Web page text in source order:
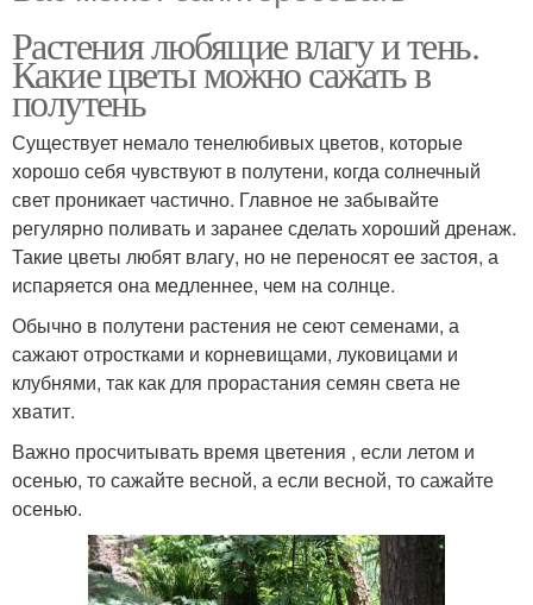
Растения любящие влагу и тень.
Какие цветы можно сажать в
полутень
Существует немало тенелюбивых цветов, которые
хорошо себя чувствуют в полутени, когда солнечный
свет проникает частично. Главное не забывайте
регулярно поливать и заранее сделать хороший дренаж.
Такие цветы любят влагу, но не переносят ее застоя, а
испаряется она медленнее, чем на солнце.
Обычно в полутени растения не сеют семенами, а
сажают отростками и корневищами, луковицами и
клубнями, так как для прорастания семян света не
хватит.
Важно просчитывать время цветения , если летом и
осенью, то сажайте весной, а если весной, то сажайте
осенью.